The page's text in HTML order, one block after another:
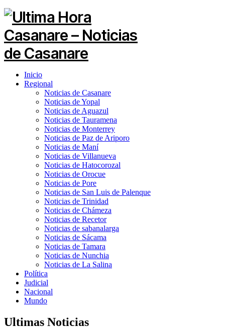
Inicio
Regional
Noticias de Casanare
Noticias de Yopal
Noticias de Aguazul
Noticias de Tauramena
Noticias de Monterrey
Noticias de Paz de Ariporo
Noticias de Maní
Noticias de Villanueva
Noticias de Hatocorozal
Noticias de Orocue
Noticias de Pore
Noticias de San Luis de Palenque
Noticias de Trinidad
Noticias de Chámeza
Noticias de Recetor
Noticias de sabanalarga
Noticias de Sácama
Noticias de Tamara
Noticias de Nunchia
Noticias de La Salina
Política
Judicial
Nacional
Mundo
Ultimas Noticias